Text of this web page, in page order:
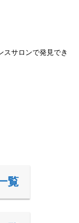
スサロンで発見でき
覧